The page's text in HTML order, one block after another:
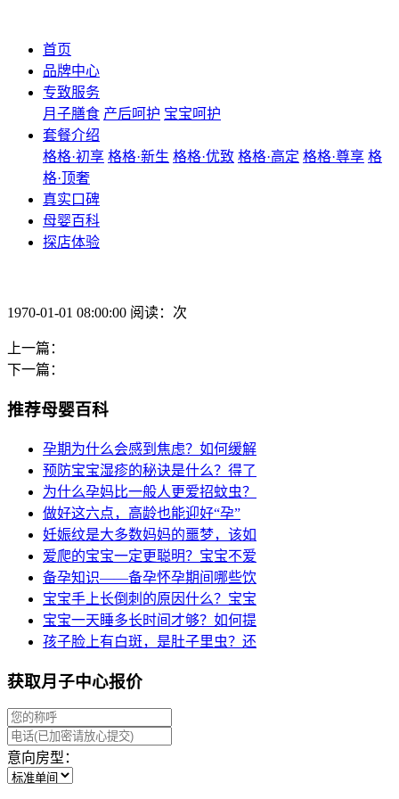
首页
品牌中心
专致服务
月子膳食 产后呵护 宝宝呵护
套餐介绍
格格·初享 格格·新生 格格·优致 格格·高定 格格·尊享 格
格·顶奢
真实口碑
母婴百科
探店体验
1970-01-01 08:00:00 阅读：次
上一篇：
下一篇：
推荐母婴百科
孕期为什么会感到焦虑？如何缓解
预防宝宝湿疹的秘诀是什么？得了
为什么孕妈比一般人更爱招蚊虫？
做好这六点，高龄也能迎好“孕”
妊娠纹是大多数妈妈的噩梦，该如
爱爬的宝宝一定更聪明？宝宝不爱
备孕知识——备孕怀孕期间哪些饮
宝宝手上长倒刺的原因什么？宝宝
宝宝一天睡多长时间才够？如何提
孩子脸上有白斑，是肚子里虫？还
获取月子中心报价
意向房型：